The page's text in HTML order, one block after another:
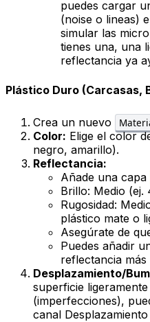
puedes cargar
(noise o lineas)
simular las
tienes una, una
reflectancia ya
Plástico Duro (Carcasas,
Crea un nuevo
Color: Elige el color
negro, amarillo).
Reflectancia:
Añade una capa
Brillo: Medio (ej.
Rugosidad:
plástico mate o
Asegúrate de
Puedes añadir
reflectancia
Desplazamiento/
superficie
(imperfecciones),
canal Desplazamiento